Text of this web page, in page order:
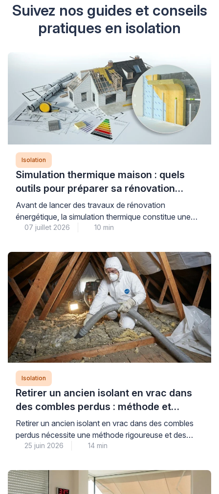
Suivez nos guides et conseils
pratiques en isolation
Isolation
Simulation thermique maison : quels
outils pour préparer sa rénovation
énergétique ?
Avant de lancer des travaux de rénovation
énergétique, la simulation thermique constitue une
étape déterminante pour évaluer précisément les
de consommation. Plusieurs niveaux d’analyse
existent, du simulateur gratuit en ligne à l’audit
énergétique réglementaire réalisé par un bureau
d’études qualifié, chacun répondant à des objectifs
distincts […]
07 juillet 2026 10 min
Isolation
Retirer un ancien isolant en vrac dans
des combles perdus : méthode et
précautions
Retirer un ancien isolant en vrac dans des combles
perdus nécessite une méthode rigoureuse et des
équipements professionnels adaptés pour garantir la
isolation. Cette opération technique, loin d’être
anodine, exige le recours à une aspiration mécanique
25 juin 2026 14 min